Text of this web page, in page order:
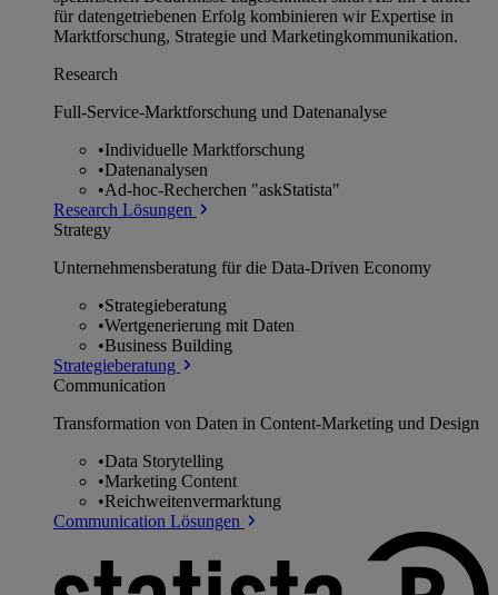
für datengetriebenen Erfolg kombinieren wir Expertise in
Marktforschung, Strategie und Marketingkommunikation.
Research
Full-Service-Marktforschung und Datenanalyse
•Individuelle Marktforschung
•Datenanalysen
•Ad-hoc-Recherchen "askStatista"
Research Lösungen
Strategy
Unternehmens­beratung für die Data-Driven Economy
•Strategieberatung
•Wertgenerierung mit Daten
•Business Building
Strategieberatung
Communication
Transformation von Daten in Content-Marketing und Design
•Data Storytelling
•Marketing Content
•Reichweitenvermarktung
Communication Lösungen